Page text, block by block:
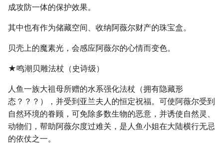
成攻防一体的保护效果。
其中也有作为储藏空间、收纳阿薇尔财产的珠宝盒。
贝壳上的魔素光，会感应阿薇尔的心情而变色。
★鸣潮贝雕法杖（史诗级）
人鱼一族大祖母所赠的水系强化法杖（拥有隐藏形
态？？？），并受到亚兰夫人的恒定祝福。可使阿薇尔受到
自然环境的眷顾，可免除多数生物的恶意，并诱使自然灵、
动物们，帮助阿薇尔度过难关，是人鱼小姐在大陆横行无忌
的依仗之一。